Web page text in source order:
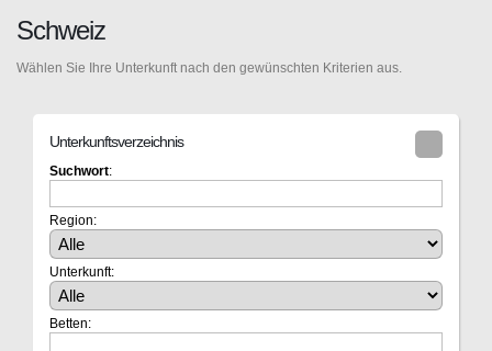
Schweiz
Wählen Sie Ihre Unterkunft nach den gewünschten Kriterien aus.
Unterkunftsverzeichnis
Suchwort:
Region:
Unterkunft:
Betten: